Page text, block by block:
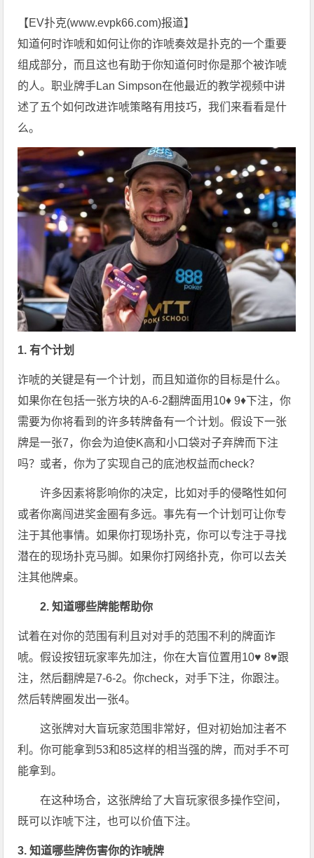
【EV扑克(www.evpk66.com)报道】
知道何时诈唬和如何让你的诈唬奏效是扑克的一个重要
组成部分，而且这也有助于你知道何时你是那个被诈唬
的人。职业牌手Lan Simpson在他最近的教学视频中讲
述了五个如何改进诈唬策略有用技巧，我们来看看是什
么。
1. 有个计划
诈唬的关键是有一个计划，而且知道你的目标是什么。
如果你在包括一张方块的A-6-2翻牌面用10♦ 9♦下注，你
需要为你将看到的许多转牌备有一个计划。假设下一张
牌是一张7，你会为迫使K高和小口袋对子弃牌而下注
吗？或者，你为了实现自己的底池权益而check？
许多因素将影响你的决定，比如对手的侵略性如何
或者你离闯进奖金圈有多远。事先有一个计划可让你专
注于其他事情。如果你打现场扑克，你可以专注于寻找
潜在的现场扑克马脚。如果你打网络扑克，你可以去关
注其他牌桌。
2. 知道哪些牌能帮助你
试着在对你的范围有利且对对手的范围不利的牌面诈
唬。假设按钮玩家率先加注，你在大盲位置用10♥ 8♥跟
注，然后翻牌是7-6-2。你check，对手下注，你跟注。
然后转牌圈发出一张4。
这张牌对大盲玩家范围非常好，但对初始加注者不
利。你可能拿到53和85这样的相当强的牌，而对手不可
能拿到。
在这种场合，这张牌给了大盲玩家很多操作空间，
既可以诈唬下注，也可以价值下注。
3. 知道哪些牌伤害你的诈唬牌